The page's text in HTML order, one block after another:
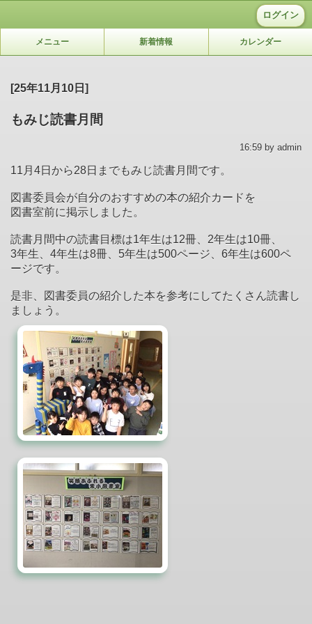
ログイン
メニュー 新着情報 カレンダー
[25年11月10日]
もみじ読書月間
16:59 by admin
11月4日から28日までもみじ読書月間です。
図書委員会が自分のおすすめの本の紹介カードを
図書室前に掲示しました。
読書月間中の読書目標は1年生は12冊、2年生は10冊、
3年生、4年生は8冊、5年生は500ページ、6年生は600ペ
ージです。
是非、図書委員の紹介した本を参考にしてたくさん読書し
ましょう。